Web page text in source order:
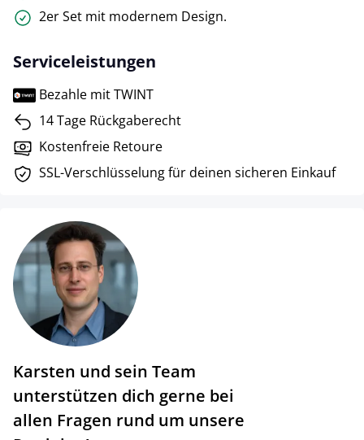
2er Set mit modernem Design.
Serviceleistungen
Bezahle mit TWINT
14 Tage Rückgaberecht
Kostenfreie Retoure
SSL-Verschlüsselung für deinen sicheren Einkauf
Karsten und sein Team
unterstützen dich gerne bei
allen Fragen rund um unsere